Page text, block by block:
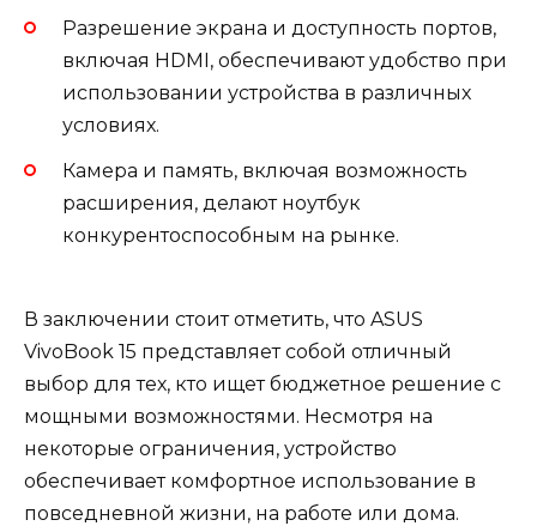
Разрешение экрана и доступность портов,
включая HDMI, обеспечивают удобство при
использовании устройства в различных
условиях.
Камера и память, включая возможность
расширения, делают ноутбук
конкурентоспособным на рынке.
В заключении стоит отметить, что ASUS
VivoBook 15 представляет собой отличный
выбор для тех, кто ищет бюджетное решение с
мощными возможностями. Несмотря на
некоторые ограничения, устройство
обеспечивает комфортное использование в
повседневной жизни, на работе или дома.